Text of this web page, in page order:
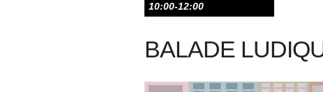
10:00-12:00
BALADE